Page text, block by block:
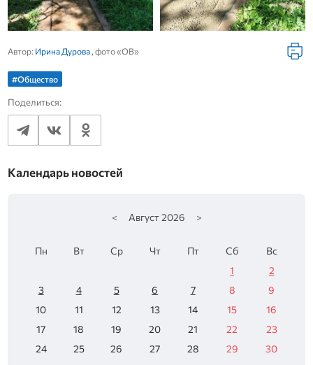
Автор: Ирина Дурова, фото «ОВ»
#Общество
Поделиться:
Календарь новостей
< Август 2026 >
Пн Вт Ср Чт Пт Сб
Вс
1
2
3
4 5 6 7 8
9
10
11 12 13 14 15
16
17
18 19 20 21 22
23
24
25 26 27 28 29
30